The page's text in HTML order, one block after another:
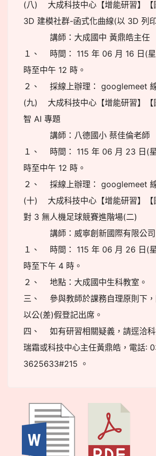
(八) 大成科技中心【增能研習】【
3D 建模社群-函式化曲線(以 3D 列
講師：大成國中 黃鼎皓主任
１、 時間： 115 年 06 月 16 日(
時至中午 12 時。
２、 採線上辦理： googlemeet
(九) 大成科技中心【增能研習】【
智 AI 專題
講師：八德國小 蔡佳倫老師
１、 時間： 115 年 06 月 23 日(
時至中午 12 時。
２、 採線上辦理： googlemeet
(十) 大成科技中心【增能研習】【
對 3 無人機足球競賽進階場(二)
講師：威寧創新國際有限公司
１、 時間： 115 年 06 月 26 日(
時至下午 4 時。
２、 地點：大成國中生科教室。
三、 參與教師於課務自理原則下
以公(差)假登記出席。
四、 如有研習相關疑義，請逕洽
瑞霜或科技中心主任黃鼎皓，電話:
3625633#215 。